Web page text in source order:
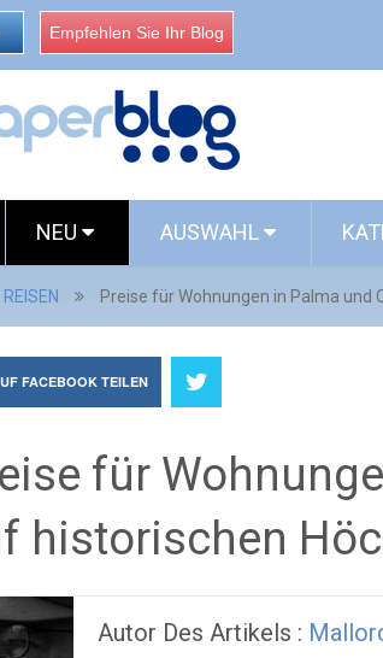
Empfehlen Sie Ihr Blog
NEU AUSWAHL
REISEN Preise für Wohnungen in Palma und
FACEBOOK TEILEN
für
historischen
Autor Des Artikels :